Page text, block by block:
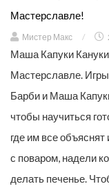
Мастерславле!
Мистер Макс /
Маша Капуки
Мастерславле.
Барби и Маша
чтобы научиться
где им все
с поваром, надели
делать печенье.